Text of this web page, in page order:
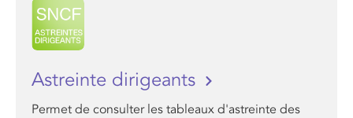
Astreinte dirigeants
Permet de consulter les tableaux d'astreinte des